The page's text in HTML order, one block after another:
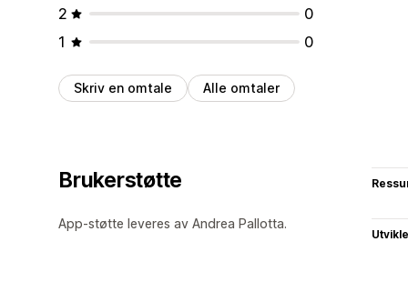
2
0
1
0
Skriv en omtale Alle omtaler
Brukerstøtte
App-støtte leveres av Andrea Pallotta.